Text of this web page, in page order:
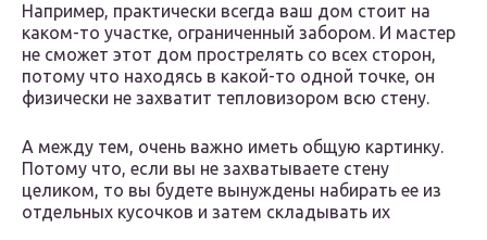
Например, практически всегда ваш дом стоит на
каком-то участке, ограниченный забором. И мастер
не сможет этот дом прострелять со всех сторон,
потому что находясь в какой-то одной точке, он
физически не захватит тепловизором всю стену.
А между тем, очень важно иметь общую картинку.
Потому что, если вы не захватываете стену
целиком, то вы будете вынуждены набирать ее из
отдельных кусочков и затем складывать их